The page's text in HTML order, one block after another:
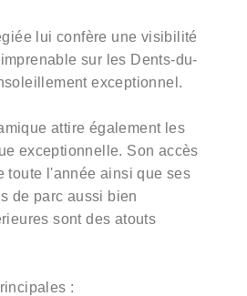
lui confère une visibilité
sur les Dents-du-
exceptionnel.
attire également les
exceptionnelle. Son accès
toute l'année ainsi que ses
de parc aussi bien
sont des atouts
: